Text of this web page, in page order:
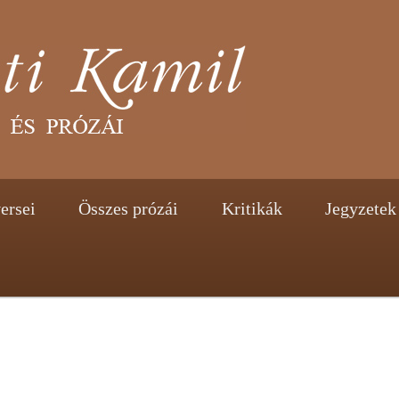
Összes prózái Kritikák Jegyzetek